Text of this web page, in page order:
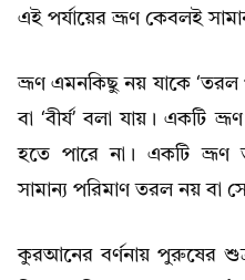
এই পর্যায়ের ভ্রূণ কেবলই
ভ্রূণ এমনকিছু নয় যাকে ‘তরল
বা ‘বীর্য’ বলা যায়। একটি
হতে পারে না। একটি ভ্রূণ
সামান্য পরিমাণ তরল নয় বা
কুরআনের বর্ণনায় পুরুষের